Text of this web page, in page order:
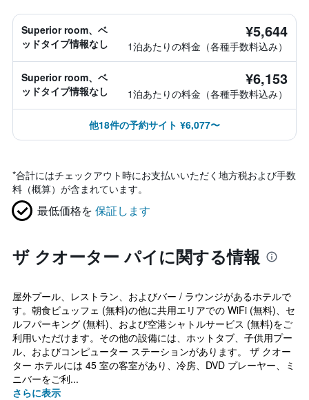
Superior room、ベ
ッドタイプ情報なし
¥5,644
1泊あたりの料金（各種手数料込み）
Superior room、ベ
ッドタイプ情報なし
¥6,153
1泊あたりの料金（各種手数料込み）
他18件の予約サイト ¥6,077〜
*合計にはチェックアウト時にお支払いいただく地方税および手数
料（概算）が含まれています。
最低価格を 保証します
ザ クオーター パイに関する情報
屋外プール、レストラン、およびバー / ラウンジがあるホテルで
す。朝食ビュッフェ (無料)の他に共用エリアでの WiFi (無料)、セ
ルフパーキング (無料)、および空港シャトルサービス (無料)をご
利用いただけます。その他の設備には、ホットタブ、子供用プー
ル、およびコンピューター ステーションがあります。 ザ クオー
ター ホテルには 45 室の客室があり、冷房、DVD プレーヤー、ミ
ニバーをご利...
さらに表示